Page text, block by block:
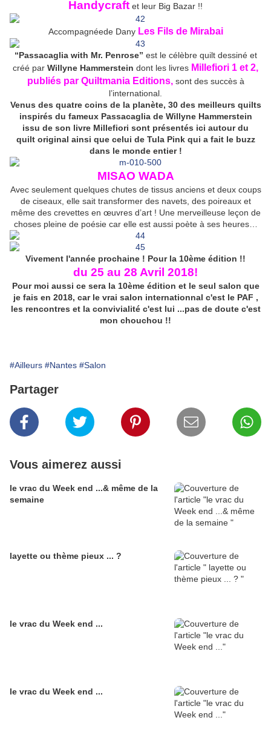
Handycraft et leur Big Bazar !!
Accompagnéede Dany Les Fils de Mirabai
“Passacaglia with Mr. Penrose” est le célèbre quilt dessiné et
créé par Willyne Hammerstein dont les livres Millefiori 1 et 2,
publiés par Quiltmania Editions,sont des succès à
l’international.
Venus des quatre coins de la planète, 30 des meilleurs quilts
inspirés du fameux Passacaglia de Willyne Hammerstein
issu de son livre Millefiori sont présentés ici autour du
quilt original ainsi que celui de Tula Pink qui a fait le buzz
dans le monde entier !
MISAO WADA
Avec seulement quelques chutes de tissus anciens et deux coups
de ciseaux, elle sait transformer des navets, des poireaux et
même des crevettes en œuvres d’art ! Une merveilleuse leçon de
choses pleine de poésie car elle est aussi poète à ses heures…
Vivement l'année prochaine ! Pour la 10ème édition !!
du 25 au 28 Avril 2018!
Pour moi aussi ce sera la 10ème édition et le seul salon que
je fais en 2018, car le vrai salon internationnal c'est le PAF ,
les rencontres et la convivialité c'est lui ...pas de doute c'est
mon chouchou !!
#Ailleurs #Nantes #Salon
Partager
Vous aimerez aussi
le vrac du Week end ...& même de la
semaine
layette ou thème pieux ... ?
le vrac du Week end ...
le vrac du Week end ...